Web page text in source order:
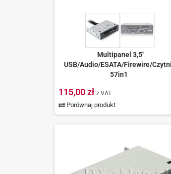
Multipanel 3,5"
USB/Audio/ESATA/Firewire/
57in1
115,00 zł z VAT
Porównaj produkt